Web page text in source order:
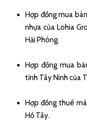
Hợp đồng mua
nhựa của Lohia
Hải Phòng.
Hợp đồng mua
tỉnh Tây Ninh của
Hợp đồng thuê
Hồ Tây.